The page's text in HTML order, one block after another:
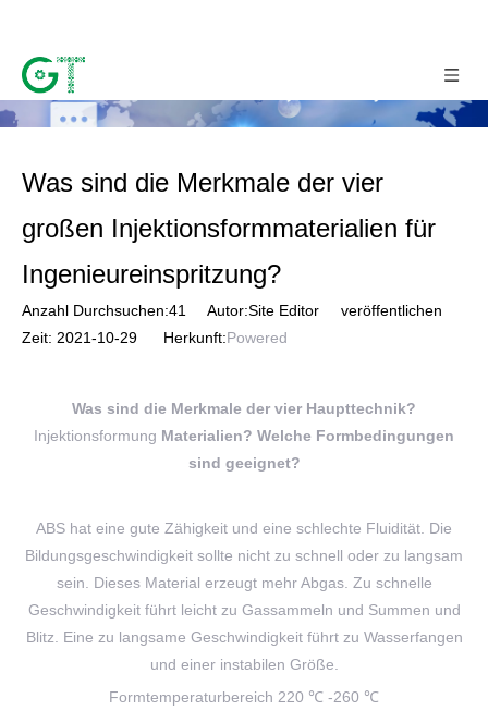
Was sind die Merkmale der vier
großen Injektionsformmaterialien für
Ingenieureinspritzung?
Anzahl Durchsuchen:41
Autor:Site Editor veröffentlichen
Zeit: 2021-10-29 Herkunft:Powered
Was sind die Merkmale der vier Haupttechnik?
Injektionsformung Materialien? Welche Formbedingungen
sind geeignet?
ABS hat eine gute Zähigkeit und eine schlechte Fluidität. Die
Bildungsgeschwindigkeit sollte nicht zu schnell oder zu langsam
sein. Dieses Material erzeugt mehr Abgas. Zu schnelle
Geschwindigkeit führt leicht zu Gassammeln und Summen und
Blitz. Eine zu langsame Geschwindigkeit führt zu Wasserfangen
und einer instabilen Größe.
Formtemperaturbereich 220 ℃ -260 ℃